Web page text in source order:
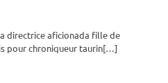
directrice aficionada fille de
pour chroniqueur taurin[…]